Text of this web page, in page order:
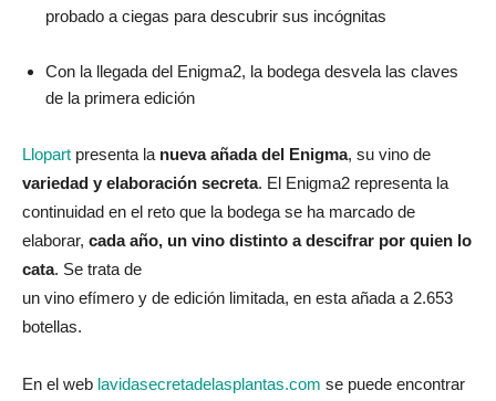
probado a ciegas para descubrir sus incógnitas
Con la llegada del Enigma2, la bodega desvela las claves
de la primera edición
Llopart presenta la nueva añada del Enigma, su vino de
variedad y elaboración secreta. El Enigma2 representa la
continuidad en el reto que la bodega se ha marcado de
elaborar, cada año, un vino distinto a descifrar por quien lo
cata. Se trata de
un vino efímero y de edición limitada, en esta añada a 2.653
botellas.
En el web lavidasecretadelasplantas.com se puede encontrar